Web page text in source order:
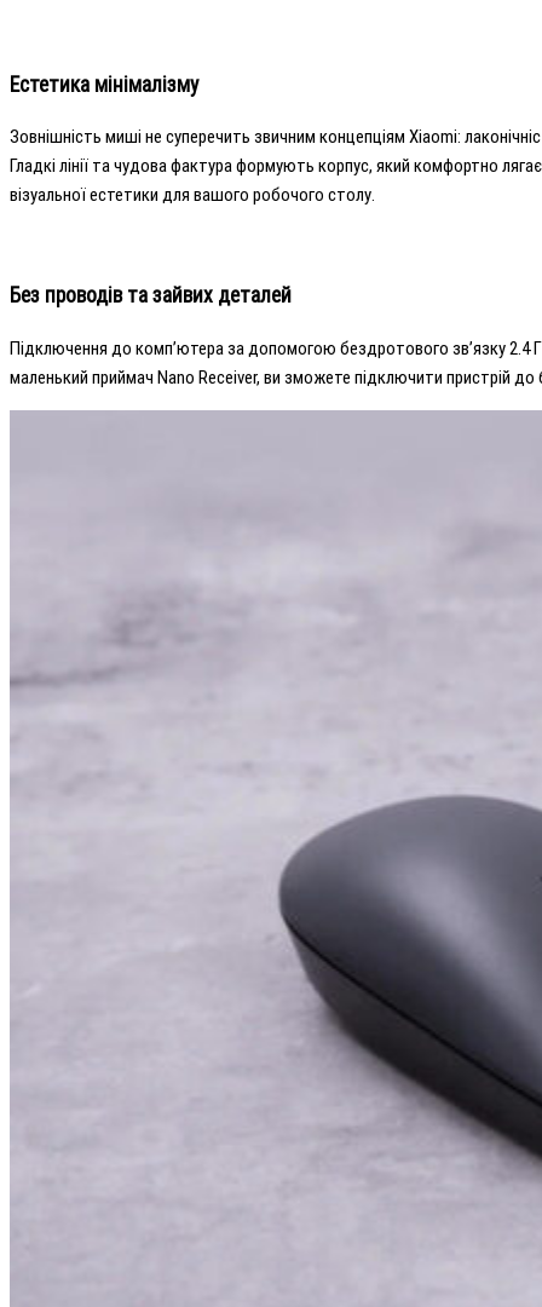
Естетика мінімалізму
Зовнішність миші не суперечить звичним концепціям Xiaomi:
Гладкі лінії та чудова фактура формують корпус, який комфортно
візуальної естетики для вашого робочого столу.
Без проводів та зайвих деталей
Підключення до комп’ютера за допомогою бездротового зв’язку 2.4
маленький приймач Nano Receiver, ви зможете підключити пристрій